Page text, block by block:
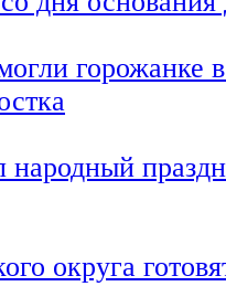
горожанке
округа